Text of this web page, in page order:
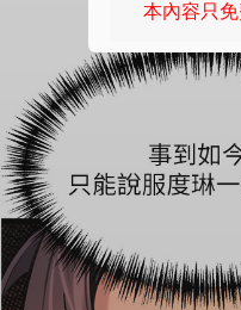
本內容只